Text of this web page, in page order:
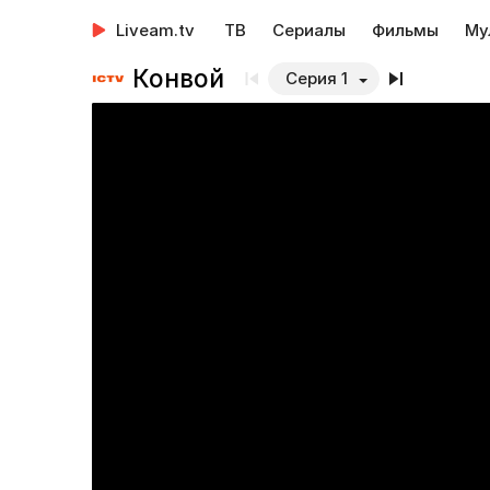
Liveam.tv ТВ Сериалы Фильмы
Конвой Серия 1